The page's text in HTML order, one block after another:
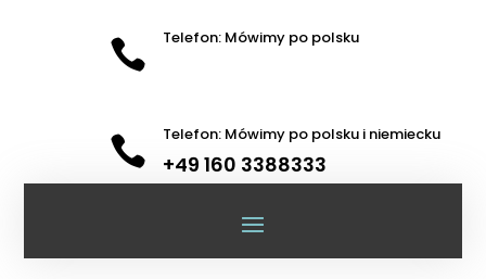
 Telefon: Mówimy po polsku
 Telefon: Mówimy po polsku i niemiecku
+49 160 3388333